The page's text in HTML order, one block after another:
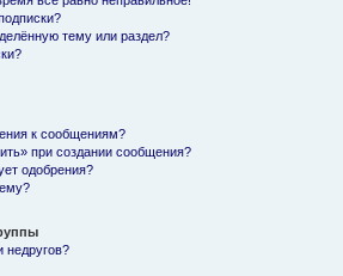
тему или раздел?
к сообщениям?
при создании сообщения?
одобрения?
недругов?